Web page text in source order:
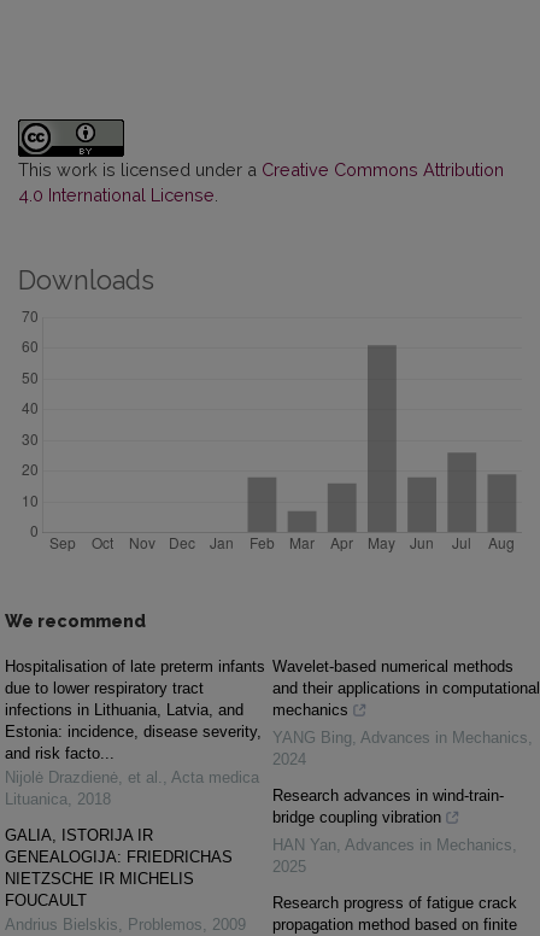
This work is licensed under a Creative Commons Attribution
4.0 International License
Downloads
We recommend
Hospitalisation of late preterm infants
due to lower respiratory tract
infections in Lithuania, Latvia, and
Estonia: incidence, disease severity,
and risk facto...
Nijolė Drazdienė, et al. , Acta medica
Lituanica, 2018
GALIA, ISTORIJA IR
GENEALOGIJA: FRIEDRICHAS
NIETZSCHE IR MICHELIS
FOUCAULT
Andrius Bielskis, Problemos, 2009
Wavelet-based numerical methods
and their applications in computational
mechanics
YANG Bing, Advances in Mechanics,
2024
Research advances in wind-train-
bridge coupling vibration
HAN Yan, Advances in Mechanics,
2025
Research progress of fatigue crack
propagation method based on finite